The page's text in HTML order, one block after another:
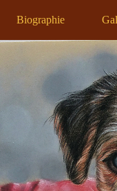
Biographie